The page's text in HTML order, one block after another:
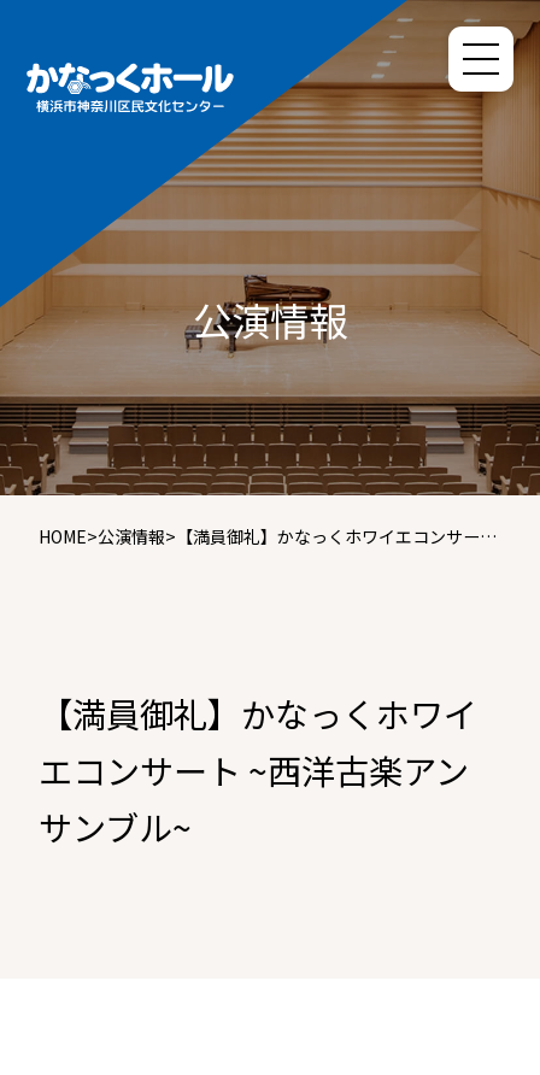
公演情報
HOME>公演情報> 【満員御礼】かなっくホワイエコンサート
【満員御礼】かなっくホワイ
エコンサート ~西洋古楽アン
サンブル~